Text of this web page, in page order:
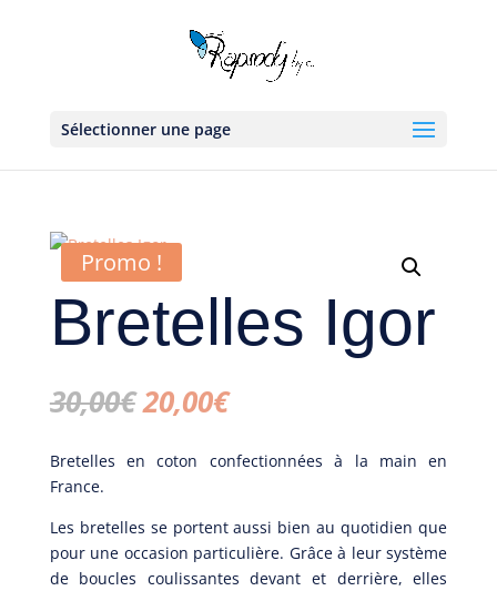
Sélectionner une page
Promo !
Bretelles Igor
30,00€Le
prix
initial
était :
20,00€Le
actuel
est :
Bretelles en coton confectionnées à la main en
France.
Les bretelles se portent aussi bien au quotidien que
pour une occasion particulière. Grâce à leur système
de boucles coulissantes devant et derrière, elles